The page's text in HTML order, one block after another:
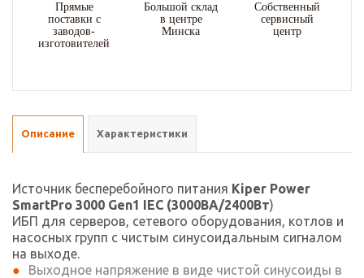
Прямые
поставки с
заводов-
изготовителей
Большой склад
в центре
Минска
Собственный
сервисный
центр
Описание Характеристики
Источник бесперебойного питания Kiper Power
SmartPro 3000 Gen1 IEC (3000ВА/2400Вт)
ИБП для серверов, сетевого оборудования, котлов и
насосных групп с чистым синусоидальным сигналом
на выходе.
Выходное напряжение в виде чистой синусоиды в